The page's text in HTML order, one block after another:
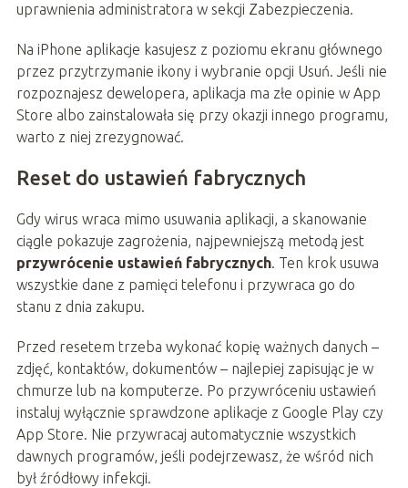
uprawnienia administratora w sekcji Zabezpieczenia.
Na iPhone aplikacje kasujesz z poziomu ekranu głównego
przez przytrzymanie ikony i wybranie opcji Usuń. Jeśli nie
rozpoznajesz dewelopera, aplikacja ma złe opinie w App
Store albo zainstalowała się przy okazji innego programu,
warto z niej zrezygnować.
Reset do ustawień fabrycznych
Gdy wirus wraca mimo usuwania aplikacji, a skanowanie
ciągle pokazuje zagrożenia, najpewniejszą metodą jest
przywrócenie ustawień fabrycznych. Ten krok usuwa
wszystkie dane z pamięci telefonu i przywraca go do
stanu z dnia zakupu.
Przed resetem trzeba wykonać kopię ważnych danych –
zdjęć, kontaktów, dokumentów – najlepiej zapisując je w
chmurze lub na komputerze. Po przywróceniu ustawień
instaluj wyłącznie sprawdzone aplikacje z Google Play czy
App Store. Nie przywracaj automatycznie wszystkich
dawnych programów, jeśli podejrzewasz, że wśród nich
był źródłowy infekcji.